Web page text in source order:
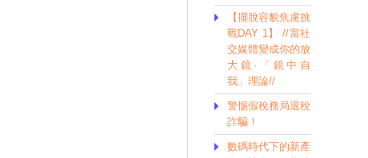
【擺脫容貌焦慮挑
戰DAY 1】 //當社
交媒體變成你的放
大鏡·「鏡中自
我」理論//
警惕假稅務局退稅
詐騙！
數碼時代下的新產